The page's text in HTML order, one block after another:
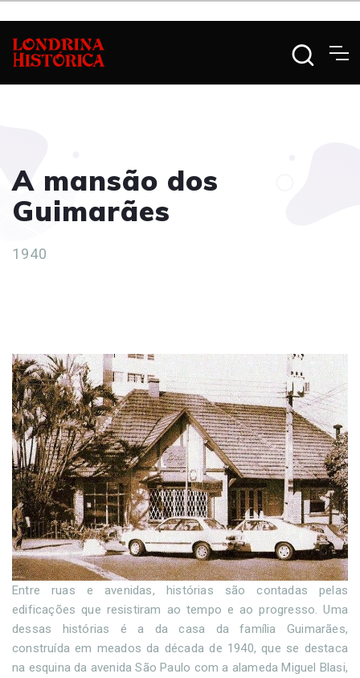
A mansão dos
Guimarães
1940
Entre ruas e avenidas, histórias são contadas pelas
edificações que resistiram ao tempo e ao progresso. Uma
dessas histórias é a da casa da família Guimarães,
construída em meados da década de 1940, que se destaca
na esquina da avenida São Paulo com a alameda Miguel Blasi,